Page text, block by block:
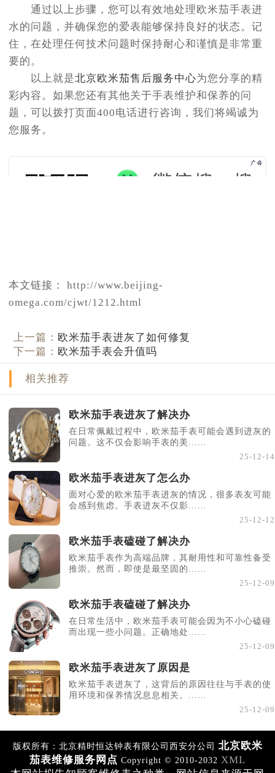
通过以上步骤，您可以有效地处理欧米茄手表进
水的问题，并确保您的爱表能够保持良好的状态。记
住，在处理任何技术问题时保持耐心和谨慎是非常重
要的。
以上就是北京欧米茄售后服务中心为您分享的精
彩内容。如果您还有其他关于手表维护和保养的问
题，可以拨打页面400电话进行咨询，我们将竭诚为
您服务。
本文链接： http://www.beijing-
omega.com/cjwt/1212.html
上一篇： 欧米茄手表进灰了如何修复
下一篇： 欧米茄手表会升值吗
相关推荐
欧米茄手表进灰了解决办
在日常佩戴过程中，欧米茄手表可能会遇到进灰的
问题。这不仅会影响手表的美......
25-12-14
欧米茄手表进灰了怎么办
面对心爱的欧米茄手表进灰的情况，很多表友可能
会感到焦虑。手表进灰不仅影......
25-12-12
欧米茄手表磕碰了解决办
欧米茄手表作为高端品牌，其耐用性和可靠性备受
推崇。然而，即使是最坚固的......
25-12-09
欧米茄手表磕碰了解决办
在日常生活中，欧米茄手表可能会因为不小心磕碰
而出现一些小问题。正确地处......
25-12-09
欧米茄手表进灰了原因是
欧米茄手表进灰了，这背后的原因往往与手表的使
用环境和保养情况息息相关。......
25-12-09
版权所有：北京精时恒达钟表有限公司西安分公司 北京欧米
茄表维修服务网点 Copyright © 2010-2032 XML